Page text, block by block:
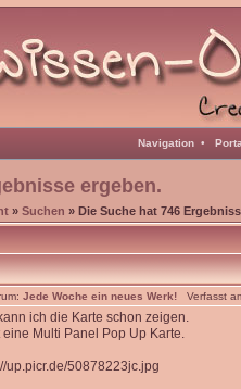
Navigation •
ergeben.
» Suchen » Die Suche hat 746
Jede Woche ein neues Werk! Verfasst
ich die Karte schon zeigen.
eine Multi Panel Pop Up Karte.
up.picr.de/50878223jc.jpg